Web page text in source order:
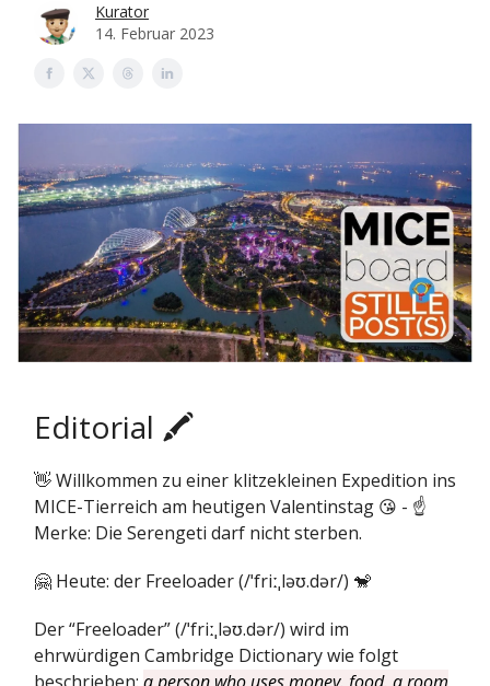
Kurator
14. Februar 2023
Editorial 🖍️
👋 Willkommen zu einer klitzekleinen Expedition ins
MICE-Tierreich am heutigen Valentinstag 😘 - ☝️
Merke: Die Serengeti darf nicht sterben.
🤗 Heute: der Freeloader (/ˈfriːˌləʊ.dər/) 🐒
Der “Freeloader” (/ˈfriːˌləʊ.dər/) wird im
ehrwürdigen Cambridge Dictionary wie folgt